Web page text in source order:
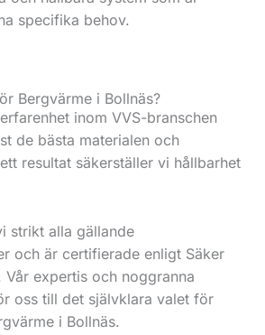
specifika behov.
Bergvärme i Bollnäs?
inom VVS-branschen
de bästa materialen och
resultat säkerställer vi hållbarhet
strikt alla gällande
och är certifierade enligt Säker
Vår expertis och noggranna
oss till det självklara valet för
i Bollnäs.